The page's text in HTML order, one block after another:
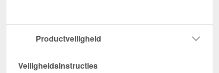
Productveiligheid
Veiligheidsinstructies